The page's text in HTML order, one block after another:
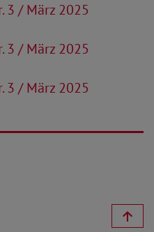
3 / März 2025
3 / März 2025
3 / März 2025